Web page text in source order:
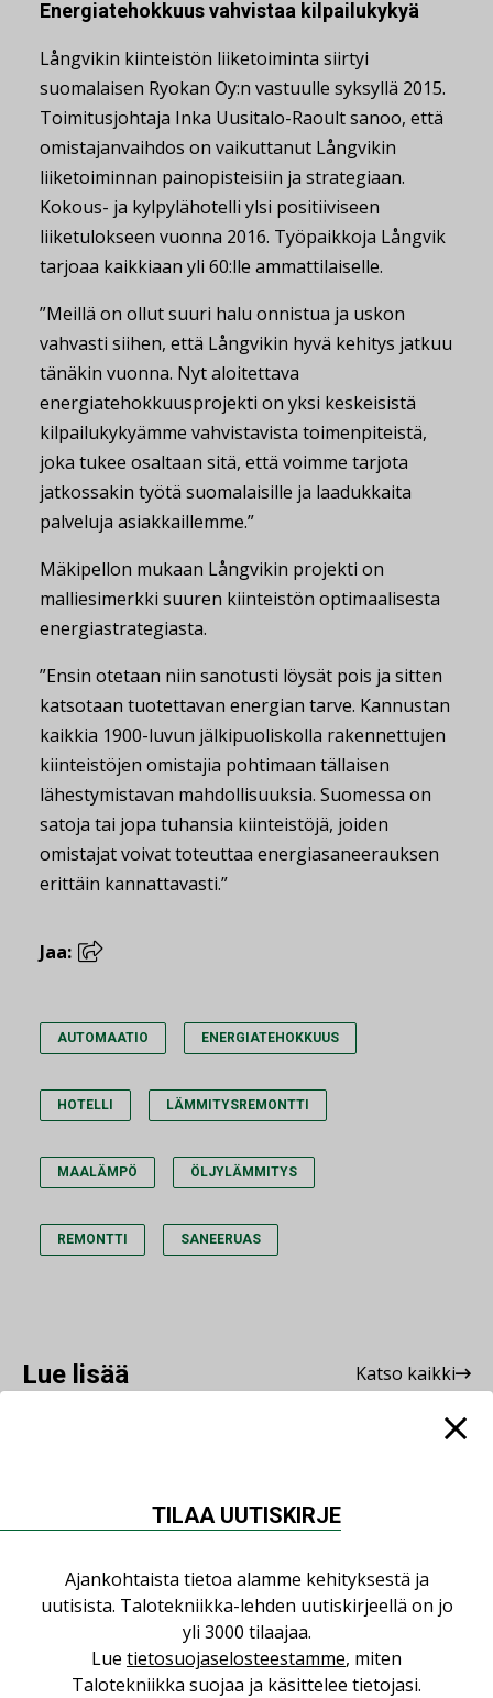
Energiatehokkuus vahvistaa kilpailukykyä
Långvikin kiinteistön liiketoiminta siirtyi
suomalaisen Ryokan Oy:n vastuulle syksyllä 2015.
Toimitusjohtaja Inka Uusitalo-Raoult sanoo, että
omistajanvaihdos on vaikuttanut Långvikin
liiketoiminnan painopisteisiin ja strategiaan.
Kokous- ja kylpylähotelli ylsi positiiviseen
liiketulokseen vuonna 2016. Työpaikkoja Långvik
tarjoaa kaikkiaan yli 60:lle ammattilaiselle.
”Meillä on ollut suuri halu onnistua ja uskon
vahvasti siihen, että Långvikin hyvä kehitys jatkuu
tänäkin vuonna. Nyt aloitettava
energiatehokkuusprojekti on yksi keskeisistä
kilpailukykyämme vahvistavista toimenpiteistä,
joka tukee osaltaan sitä, että voimme tarjota
jatkossakin työtä suomalaisille ja laadukkaita
palveluja asiakkaillemme.”
Mäkipellon mukaan Långvikin projekti on
malliesimerkki suuren kiinteistön optimaalisesta
energiastrategiasta.
”Ensin otetaan niin sanotusti löysät pois ja sitten
katsotaan tuotettavan energian tarve. Kannustan
kaikkia 1900-luvun jälkipuoliskolla rakennettujen
kiinteistöjen omistajia pohtimaan tällaisen
lähestymistavan mahdollisuuksia. Suomessa on
satoja tai jopa tuhansia kiinteistöjä, joiden
omistajat voivat toteuttaa energiasaneerauksen
erittäin kannattavasti.”
Jaa:
AUTOMAATIO ENERGIATEHOKKUUS
HOTELLI LÄMMITYSREMONTTI
MAALÄMPÖ ÖLJYLÄMMITYS
REMONTTI SANEERUAS
Lue lisää Katso kaikki
LVI-Pitkälä Group osti
LEHDEN ARTIKKELIT
06.08.2026
TILAA UUTISKIRJE
Ajankohtaista tietoa alamme kehityksestä ja
uutisista. Talotekniikka-lehden uutiskirjeellä on jo
yli 3000 tilaajaa.
Lue tietosuojaselosteestamme, miten
Talotekniikka suojaa ja käsittelee tietojasi.